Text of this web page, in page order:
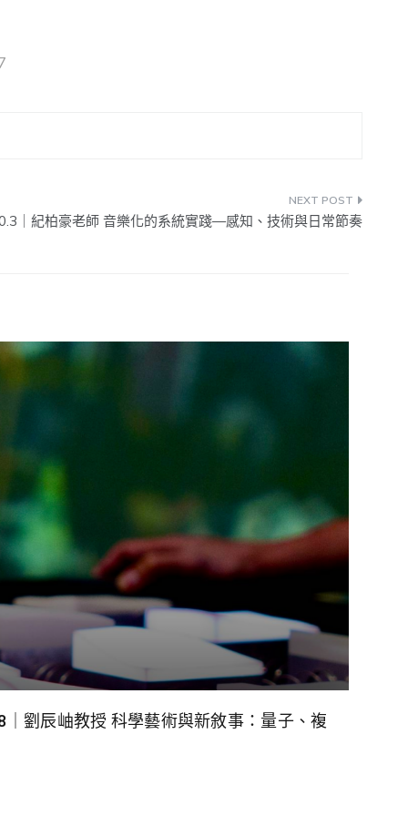
｜紀柏豪老師 音樂化的系統實踐—感知、技術與日常節奏
劉辰岫教授 科學藝術與新敘事：量子、複